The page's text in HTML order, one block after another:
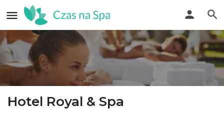
Hotel Royal & Spa